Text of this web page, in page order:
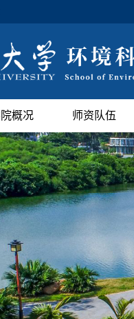
概况 师资队伍